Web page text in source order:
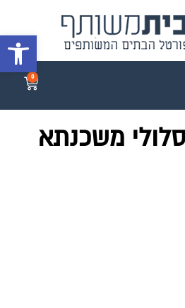
פתח
0
משכנתא